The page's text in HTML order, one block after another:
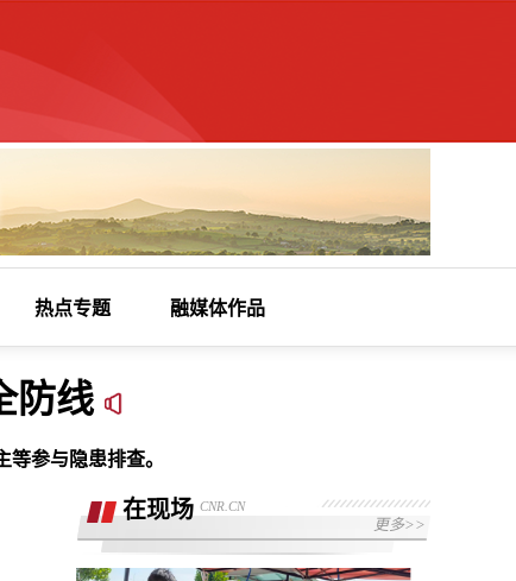
热点专题 融媒体作品
防线
参与隐患排查。
在现场 CNR.CN
更多>>